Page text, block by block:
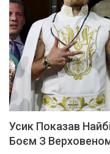
Усик Показав
Боєм З